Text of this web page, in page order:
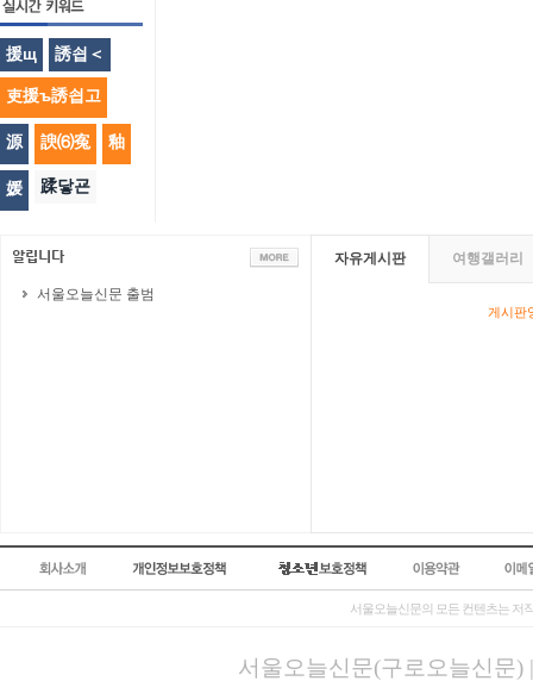
援щ 誘쇱＜
吏援ъ誘쇱고
源 諛⑹寃 釉
媛 蹂닿굔
서울오늘신문 출범
자유게시판 여행갤러리
게시판
서울오늘신문의 모든 컨텐츠는 저
서울오늘신문(구로오늘신문)